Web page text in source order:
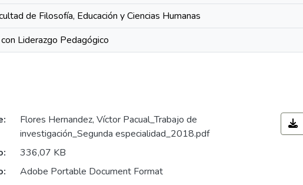
de Filosofía, Educación y Ciencias Humanas
Liderazgo Pedagógico
Flores Hernandez, Víctor Pacual_Trabajo de
investigación_Segunda especialidad_2018.pdf
336,07 KB
Adobe Portable Document Format